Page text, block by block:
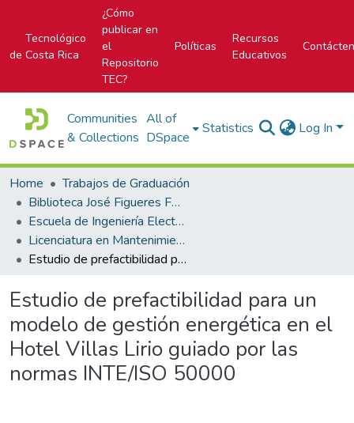
Tecnológico
de Costa Rica
¿Cómo
publicar en
el
Repositorio
TEC?
Políticas
Recursos
Educativos
Communities
& Collections
All of
DSpace
Statistics Log In
Home
Trabajos de Graduación
Biblioteca José Figueres Ferrer
Escuela de Ingeniería Electromecánica
Licenciatura en Mantenimiento Industrial
Estudio de prefactibilidad para un modelo de gestión energética en el Hotel Villas Lirio guiado por las normas INTE/ISO 50000
Estudio de prefactibilidad para un
modelo de gestión energética en el
Hotel Villas Lirio guiado por las
normas INTE/ISO 50000